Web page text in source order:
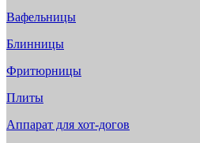
Вафельницы
Блинницы
Фритюрницы
Плиты
Аппарат для хот-догов